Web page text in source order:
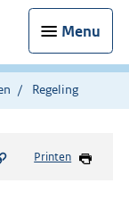
Menu
Regeling
Printen